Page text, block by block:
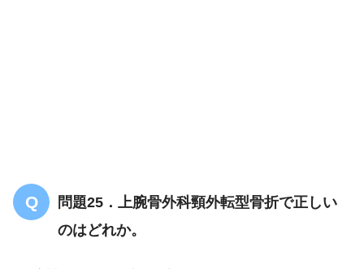
問題25．上腕骨外科頸外転型骨折で正しい
のはどれか。